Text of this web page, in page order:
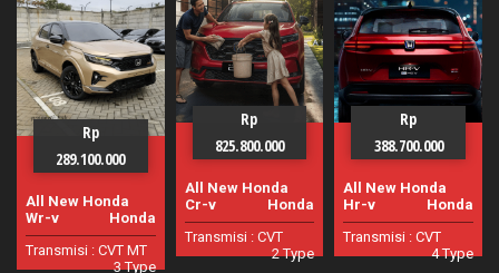
Rp
825.800.000
Cr-v
Honda
Transmisi :CVT
2 Type
Rp
388.700.000
All New Honda
Hr-v
Honda
Transmisi :CVT
4 Type
Rp
699.300.000
New Honda Civic
Turbo
Honda
Transmisi :CVT
1 Type